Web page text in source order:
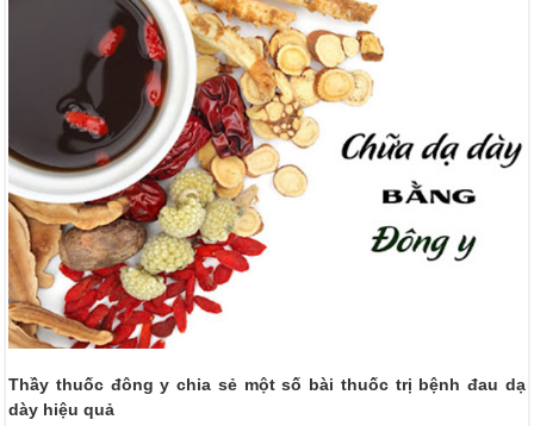
Thầy thuốc đông y chia sẻ một số bài thuốc trị bệnh đau dạ
dày hiệu quả